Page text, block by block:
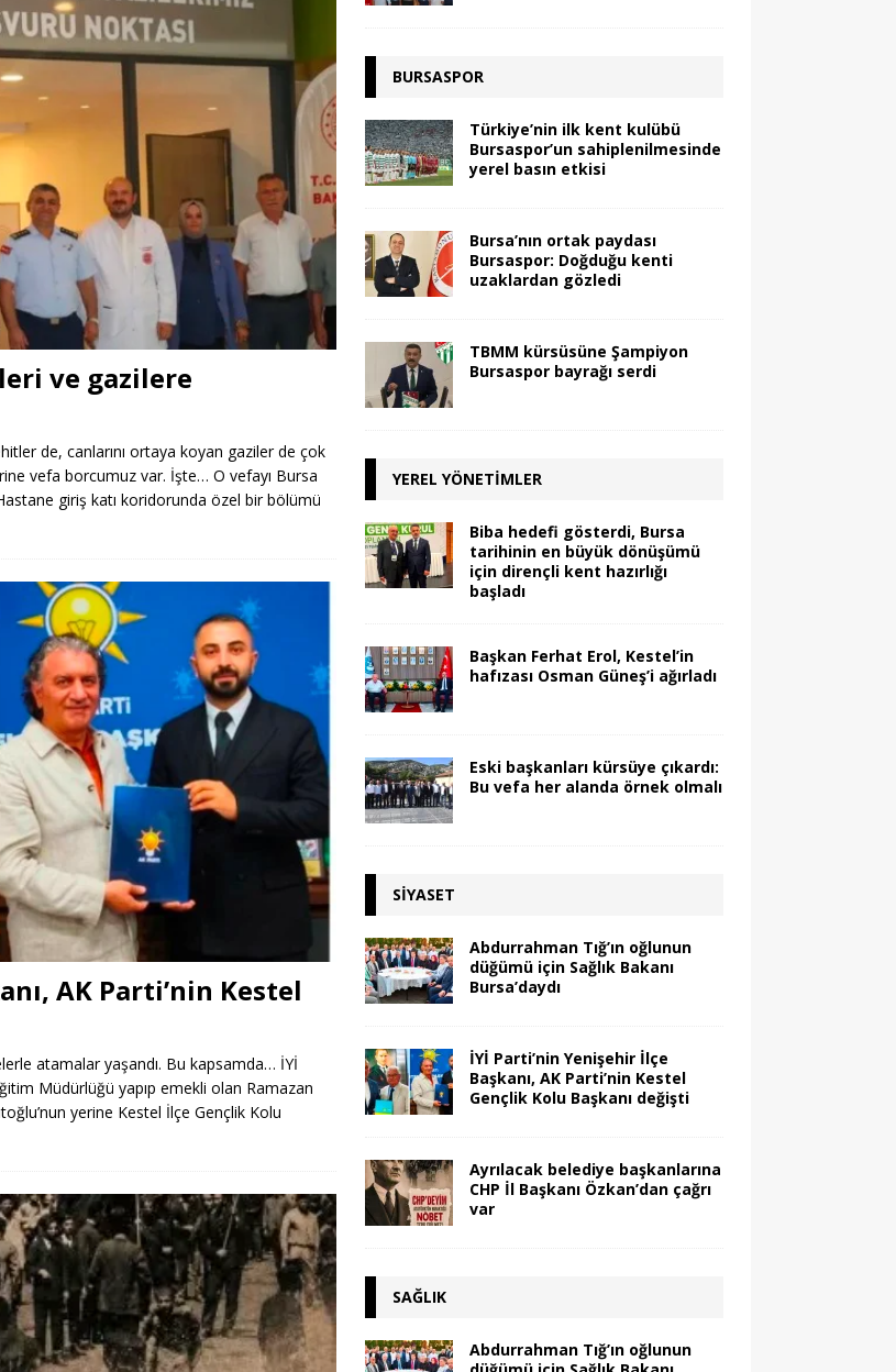
ve gazilere
de, canlarını ortaya koyan gaziler de çok
vefa borcumuz var. İşte… O vefayı Bursa
giriş katı koridorunda özel bir bölümü
AK Parti’nin Kestel
atamalar yaşandı. Bu kapsamda… İYİ
Müdürlüğü yapıp emekli olan Ramazan
yerine Kestel İlçe Gençlik Kolu
BURSASPOR
Türkiye’nin ilk kent kulübü
Bursaspor’un sahiplenilmesinde
yerel basın etkisi
Bursa’nın ortak paydası
Bursaspor: Doğduğu kenti
uzaklardan gözledi
TBMM kürsüsüne Şampiyon
Bursaspor bayrağı serdi
YEREL YÖNETIMLER
Biba hedefi gösterdi, Bursa
tarihinin en büyük dönüşümü
için dirençli kent hazırlığı
başladı
Başkan Ferhat Erol, Kestel’in
hafızası Osman Güneş’i ağırladı
Eski başkanları kürsüye çıkardı:
Bu vefa her alanda örnek olmalı
SIYASET
Abdurrahman Tığ’ın oğlunun
düğümü için Sağlık Bakanı
Bursa’daydı
İYİ Parti’nin Yenişehir İlçe
Başkanı, AK Parti’nin Kestel
Gençlik Kolu Başkanı değişti
Ayrılacak belediye başkanlarına
CHP İl Başkanı Özkan’dan çağrı
var
SAĞLIK
Abdurrahman Tığ’ın oğlunun